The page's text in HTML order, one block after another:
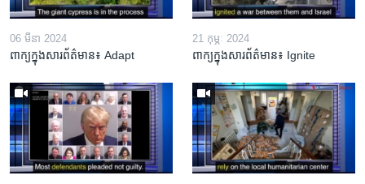
06 មីនា 2024
ពាក្យក្នុងសារព័ត៌មាន៖ Adapt
21 កុម្ភៈ 2024
ពាក្យក្នុងសារព័ត៌មាន៖ Ignite